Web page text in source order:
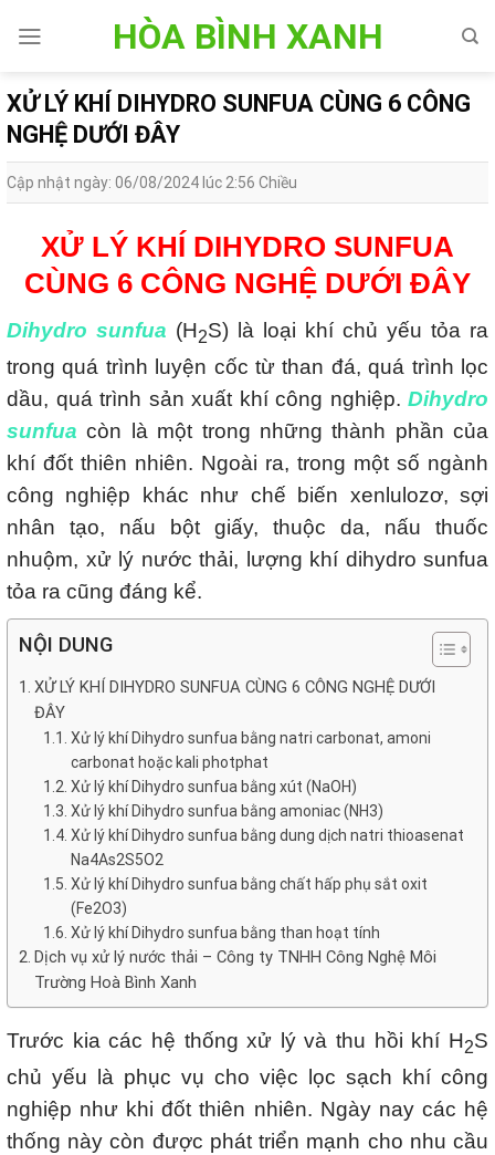
HÒA BÌNH XANH
XỬ LÝ KHÍ DIHYDRO SUNFUA CÙNG 6 CÔNG
NGHỆ DƯỚI ĐÂY
Cập nhật ngày: 06/08/2024 lúc 2:56 Chiều
XỬ LÝ KHÍ DIHYDRO SUNFUA
CÙNG 6 CÔNG NGHỆ DƯỚI ĐÂY
Dihydro sunfua (H2S) là loại khí chủ yếu tỏa ra
trong quá trình luyện cốc từ than đá, quá trình lọc
dầu, quá trình sản xuất khí công nghiệp. Dihydro
sunfua còn là một trong những thành phần của
khí đốt thiên nhiên. Ngoài ra, trong một số ngành
công nghiệp khác như chế biến xenlulozơ, sợi
nhân tạo, nấu bột giấy, thuộc da, nấu thuốc
nhuộm, xử lý nước thải, lượng khí dihydro sunfua
tỏa ra cũng đáng kể.
NỘI DUNG
XỬ LÝ KHÍ DIHYDRO SUNFUA CÙNG 6 CÔNG NGHỆ DƯỚI
ĐÂY
Xử lý khí Dihydro sunfua bằng natri carbonat, amoni
carbonat hoặc kali photphat
Xử lý khí Dihydro sunfua bằng xút (NaOH)
Xử lý khí Dihydro sunfua bằng amoniac (NH3)
Xử lý khí Dihydro sunfua bằng dung dịch natri thioasenat
Na4As2S5O2
Xử lý khí Dihydro sunfua bằng chất hấp phụ sắt oxit
(Fe2O3)
Xử lý khí Dihydro sunfua bằng than hoạt tính
Dịch vụ xử lý nước thải – Công ty TNHH Công Nghệ Môi
Trường Hoà Bình Xanh
Trước kia các hệ thống xử lý và thu hồi khí H2S
chủ yếu là phục vụ cho việc lọc sạch khí công
nghiệp như khi đốt thiên nhiên. Ngày nay các hệ
thống này còn được phát triển mạnh cho nhu cầu